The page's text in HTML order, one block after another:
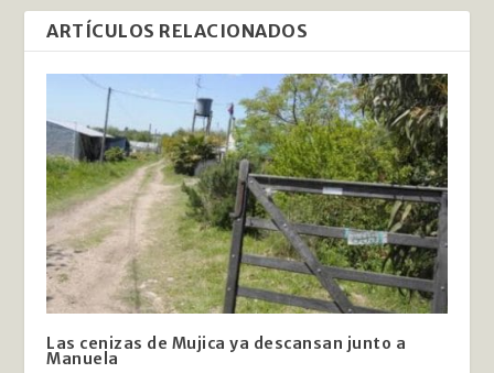
ARTÍCULOS RELACIONADOS
Las cenizas de Mujica ya descansan junto a
Manuela